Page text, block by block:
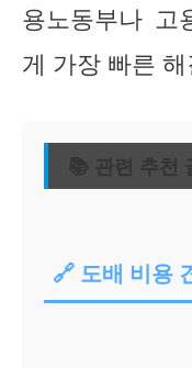
용노동부나 고
게 가장 빠른
📚 관련 추천 글
🔗 도배 비용